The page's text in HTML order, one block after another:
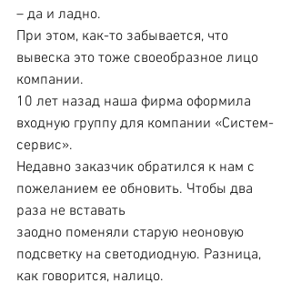
– да и ладно.
При этом, как-то забывается, что
вывеска это тоже своеобразное лицо
компании.
10 лет назад наша фирма оформила
входную группу для компании «Систем-
сервис».
Недавно заказчик обратился к нам с
пожеланием ее обновить. Чтобы два
раза не вставать
заодно поменяли старую неоновую
подсветку на светодиодную. Разница,
как говорится, налицо.